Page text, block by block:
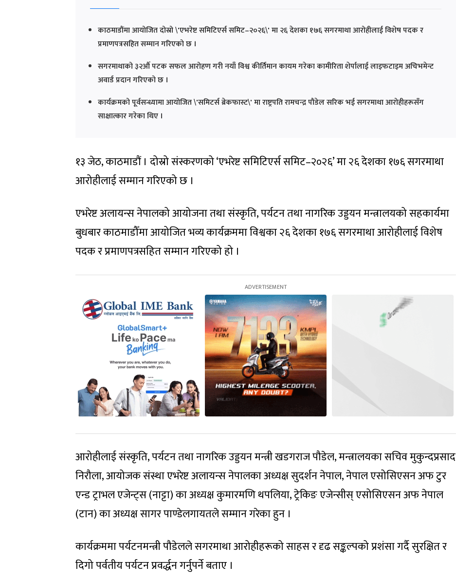
काठमाडौंमा आयोजित दोस्रो \'एभरेष्ट समिटिएर्स समिट–२०२६\' मा २६ देशका १७६ सगरमाथा आरोहीलाई विशेष पदक र
प्रमाणपत्रसहित सम्मान गरिएको छ ।
सगरमाथाको ३२औँ पटक सफल आरोहण गरी नयाँ विश्व कीर्तिमान कायम गरेका कामीरिता शेर्पालाई लाइफटाइम अचिभमेन्ट
अवार्ड प्रदान गरिएको छ ।
कार्यक्रमको पूर्वसन्ध्यामा आयोजित \'समिटर्स ब्रेकफास्ट\' मा राष्ट्रपति रामचन्द्र पौडेल सरिक भई सगरमाथा आरोहीहरूसँग
साक्षात्कार गरेका थिए ।
१३ जेठ, काठमाडौं । दोस्रो संस्करणको ‘एभरेष्ट समिटिएर्स समिट–२०२६’ मा २६ देशका १७६ सगरमाथा
आरोहीलाई सम्मान गरिएको छ ।
एभरेष्ट अलायन्स नेपालको आयोजना तथा संस्कृति, पर्यटन तथा नागरिक उड्डयन मन्त्रालयको सहकार्यमा
बुधबार काठमाडौँमा आयोजित भव्य कार्यक्रममा विश्वका २६ देशका १७६ सगरमाथा आरोहीलाई विशेष
पदक र प्रमाणपत्रसहित सम्मान गरिएको हो ।
आरोहीलाई संस्कृति, पर्यटन तथा नागरिक उड्डयन मन्त्री खडगराज पौडेल, मन्त्रालयका सचिव मुकुन्दप्रसाद
निरौला, आयोजक संस्था एभरेष्ट अलायन्स नेपालका अध्यक्ष सुदर्शन नेपाल, नेपाल एसोसिएसन अफ टुर
एन्ड ट्राभल एजेन्ट्स (नाट्टा) का अध्यक्ष कुमारमणि थपलिया, ट्रेकिङ एजेन्सीस् एसोसिएसन अफ नेपाल
(टान) का अध्यक्ष सागर पाण्डेलगायतले सम्मान गरेका हुन ।
कार्यक्रममा पर्यटनमन्त्री पौडेलले सगरमाथा आरोहीहरूको साहस र दृढ सङ्कल्पको प्रशंसा गर्दै सुरक्षित र
दिगो पर्वतीय पर्यटन प्रवर्द्धन गर्नुपर्ने बताए ।